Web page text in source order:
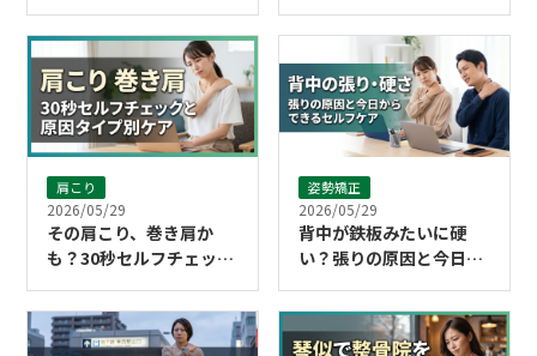
肩こり
2026/05/29
その肩こり、巻き肩か
も？30秒セルフチェック
姿勢矯正
2026/05/29
背中が鉄板みたいに硬
い？張りの原因と今日か